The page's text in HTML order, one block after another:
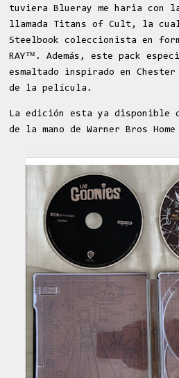
tuviera Blueray me haria con
llamada Titans of Cult, la
Steelbook coleccionista en
RAY™. Además, este pack
esmaltado inspirado en
de la película.
La edición esta ya disponible
de la mano de Warner Bros